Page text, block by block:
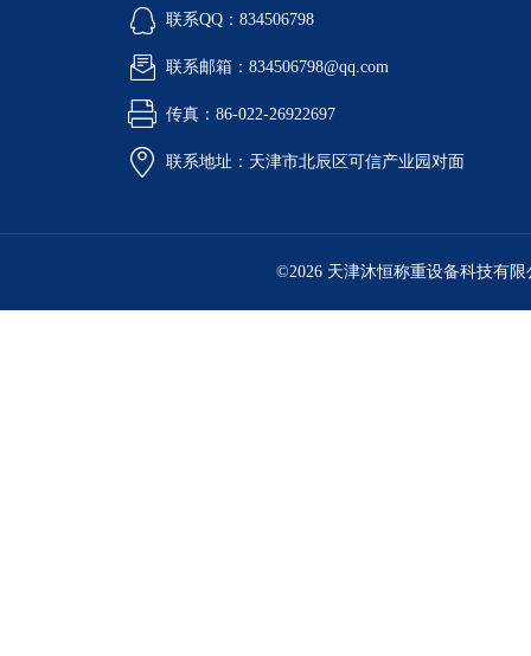
联系QQ：834506798
联系邮箱：834506798@qq.com
传真：86-022-26922697
联系地址：天津市北辰区可信产业园对面
©2026 天津沐恒称重设备科技有